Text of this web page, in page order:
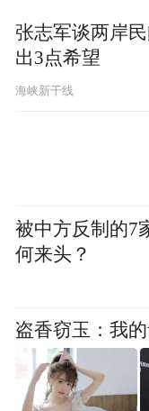
张志军谈两岸
出3点希望
海峡新干线
被中方反制的7
何来头？
盗香窃玉：我